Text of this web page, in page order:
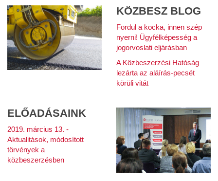
KÖZBESZ BLOG
Fordul a kocka, innen szép
nyerni! Ügyfélképesség a
jogorvoslati eljárásban
A Közbeszerzési Hatóság
lezárta az aláírás-pecsét
körüli vitát
ELŐADÁSAINK
2019. március 13. -
Aktualitások, módosított
törvények a
közbeszerzésben